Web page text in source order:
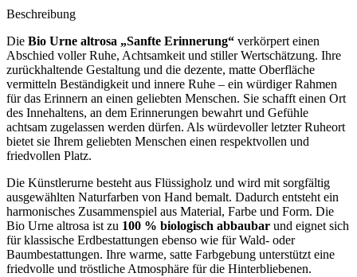
altrosa
Sanfte
Erinnerung
Menge
Beschreibung
Die Bio Urne altrosa „Sanfte Erinnerung“ verkörpert einen
Abschied voller Ruhe, Achtsamkeit und stiller Wertschätzung. Ihre
zurückhaltende Gestaltung und die dezente, matte Oberfläche
vermitteln Beständigkeit und innere Ruhe – ein würdiger Rahmen
für das Erinnern an einen geliebten Menschen. Sie schafft einen Ort
des Innehaltens, an dem Erinnerungen bewahrt und Gefühle
achtsam zugelassen werden dürfen. Als würdevoller letzter Ruheort
bietet sie Ihrem geliebten Menschen einen respektvollen und
friedvollen Platz.
Die Künstlerurne besteht aus Flüssigholz und wird mit sorgfältig
ausgewählten Naturfarben von Hand bemalt. Dadurch entsteht ein
harmonisches Zusammenspiel aus Material, Farbe und Form. Die
Bio Urne altrosa ist zu 100 % biologisch abbaubar und eignet sich
für klassische Erdbestattungen ebenso wie für Wald- oder
Baumbestattungen. Ihre warme, satte Farbgebung unterstützt eine
friedvolle und tröstliche Atmosphäre für die Hinterbliebenen.